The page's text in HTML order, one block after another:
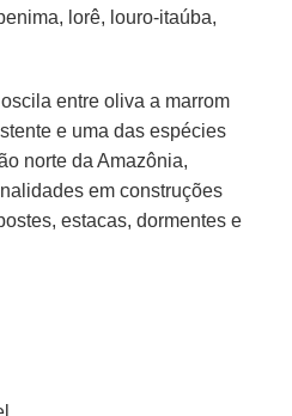
lorê, louro-itaúba,
entre oliva a marrom
e uma das espécies
norte da Amazônia,
em construções
estacas, dormentes e